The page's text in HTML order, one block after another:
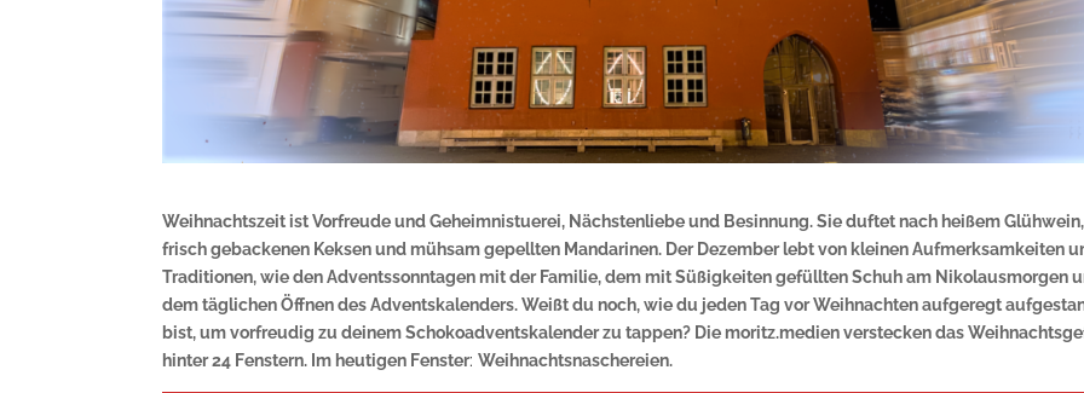
Weihnachtszeit ist Vorfreude und Geheimnistuerei, Nächstenliebe und Besinnung. Sie duftet nach heißem Glühwein,
frisch gebackenen Keksen und mühsam gepellten Mandarinen. Der Dezember lebt von kleinen Aufmerksamkeiten
Traditionen, wie den Adventssonntagen mit der Familie, dem mit Süßigkeiten gefüllten Schuh am Nikolausmorgen
dem täglichen Öffnen des Adventskalenders. Weißt du noch, wie du jeden Tag vor Weihnachten aufgeregt
bist, um vorfreudig zu deinem Schokoadventskalender zu tappen? Die moritz.medien verstecken das
hinter 24 Fenstern. Im heutigen Fenster:Weihnachtsnaschereien.